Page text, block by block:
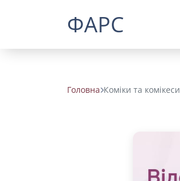
ФАРС
Головна Коміки та комікеси